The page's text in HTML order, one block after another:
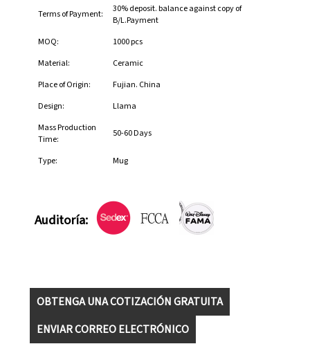
Terms of Payment:
30% deposit. balance against copy of
B/L.Payment
MOQ:
1000 pcs
Material:
Ceramic
Place of Origin:
Fujian. China
Design:
Llama
Mass Production
Time:
50-60 Days
Type: Mug
Auditoría:
OBTENGA UNA COTIZACIÓN GRATUITA
ENVIAR CORREO ELECTRÓNICO